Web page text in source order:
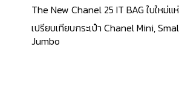
The New Chanel 25 IT BAG ใบใหม่
เปรียบเทียบกระเป๋า Chanel Mini,
Jumbo